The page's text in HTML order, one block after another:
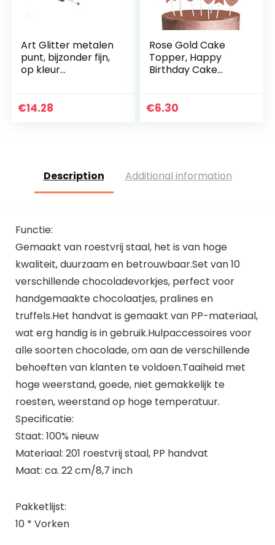
Art Glitter metalen
punt, bijzonder fijn,
op kleur
€14.28
Rose Gold Cake
Topper, Happy
Birthday Cake
Cake Toppers voor
€6.30
Description Additional information
Functie:
Gemaakt van roestvrij staal, het is van hoge
kwaliteit, duurzaam en betrouwbaar.Set van 10
verschillende chocoladevorkjes, perfect voor
handgemaakte chocolaatjes, pralines en
truffels.Het handvat is gemaakt van PP-materiaal,
wat erg handig is in gebruik.Hulpaccessoires voor
alle soorten chocolade, om aan de verschillende
behoeften van klanten te voldoen.Taaiheid met
hoge weerstand, goede, niet gemakkelijk te
roesten, weerstand op hoge temperatuur.
Specificatie:
Staat: 100% nieuw
Materiaal: 201 roestvrij staal, PP handvat
Maat: ca. 22 cm/8,7 inch
Pakketlijst:
10 * Vorken